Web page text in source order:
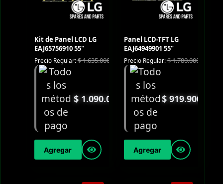
Kit de Panel LCD LG
EAJ65756910 55"
Precio Regular:$1.635.000
$1.090.000
Agregar
Panel LCD-TFT LG
EAJ64949901 55"
Precio Regular:$1.780.000
$919.900
Agregar